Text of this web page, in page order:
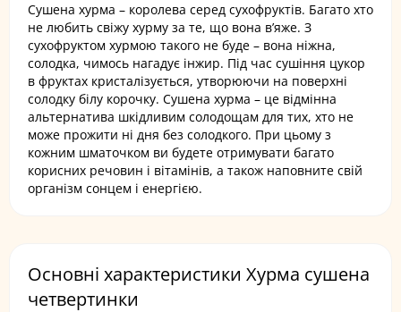
Сушена хурма – королева серед сухофруктів. Багато хто
не любить свіжу хурму за те, що вона в’яже. З
сухофруктом хурмою такого не буде – вона ніжна,
солодка, чимось нагадує інжир. Під час сушіння цукор
в фруктах кристалізується, утворюючи на поверхні
солодку білу корочку. Сушена хурма – це відмінна
альтернатива шкідливим солодощам для тих, хто не
може прожити ні дня без солодкого. При цьому з
кожним шматочком ви будете отримувати багато
корисних речовин і вітамінів, а також наповните свій
організм сонцем і енергією.
Основні характеристики Хурма сушена
четвертинки